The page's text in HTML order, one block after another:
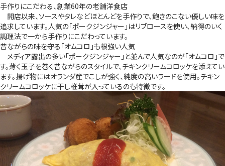
手作りにこだわる、創業60年の老舗洋食店
開店以来、ソースやタレなどほとんどを手作りで、飽きのこない優しい味を
追求しています。人気の「ポークジンジャー」はリブロースを使い、納得のいく
調理法で一から手作りにこだわっています。
昔ながらの味を守る「オムコロ」も根強い人気
メディア露出の多い「ポークジンジャー」と並んで人気なのが「オムコロ」で
す。薄く玉子を巻く昔ながらのスタイルで、チキンクリームコロッケを添えてい
ます。揚げ物にはオランダ産でこしが強く、純度の高いラードを使用。チキン
クリームコロッケに干し椎茸が入っているのも特徴です。